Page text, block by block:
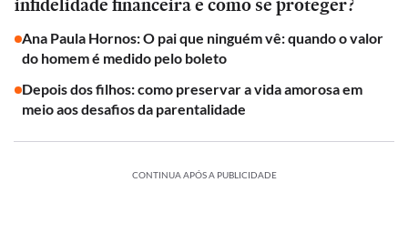
Ana Paula Hornos: O pai que ninguém vê: quando o valor
do homem é medido pelo boleto
Depois dos filhos: como preservar a vida amorosa em
meio aos desafios da parentalidade
CONTINUA APÓS A PUBLICIDADE